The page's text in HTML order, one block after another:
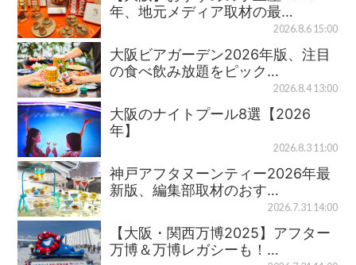
年、地元メディア取材の最…
2026.8.6 15:00
大阪ビアガーデン2026年版、注目
の食べ飲み放題をピック…
2026.8.4 13:00
大阪のナイトプール8選【2026
年】
2026.8.3 11:00
神戸アフタヌーンティー2026年最
新版、編集部取材のおす…
2026.7.31 14:00
【大阪・関西万博2025】アフター
万博＆万博レガシーも！…